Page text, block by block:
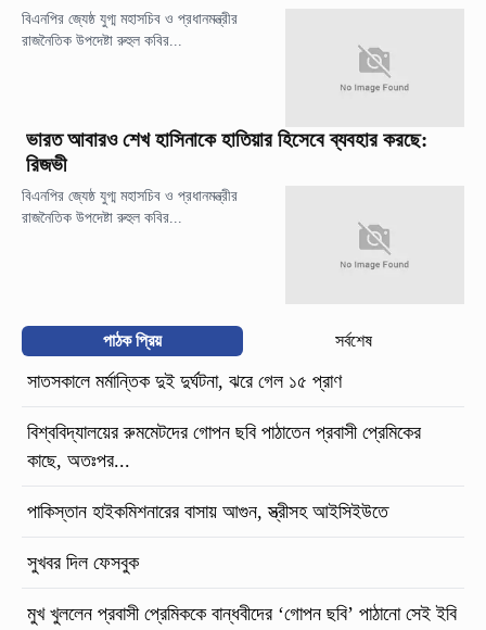
বিএনপির জ্যেষ্ঠ যুগ্ম মহাসচিব ও প্রধানমন্ত্রীর
রাজনৈতিক উপদেষ্টা রুহুল কবির...
ভারত আবারও শেখ হাসিনাকে হাতিয়ার হিসেবে ব্যবহার করছে:
রিজভী
বিএনপির জ্যেষ্ঠ যুগ্ম মহাসচিব ও প্রধানমন্ত্রীর
রাজনৈতিক উপদেষ্টা রুহুল কবির...
পাঠক প্রিয় সর্বশেষ
সাতসকালে মর্মান্তিক দুই দুর্ঘটনা, ঝরে গেল ১৫ প্রাণ
বিশ্ববিদ্যালয়ের রুমমেটদের গোপন ছবি পাঠাতেন প্রবাসী প্রেমিকের
কাছে, অতঃপর...
পাকিস্তান হাইকমিশনারের বাসায় আগুন, স্ত্রীসহ আইসিইউতে
সুখবর দিল ফেসবুক
মুখ খুললেন প্রবাসী প্রেমিককে বান্ধবীদের ‘গোপন ছবি’ পাঠানো সেই ইবি